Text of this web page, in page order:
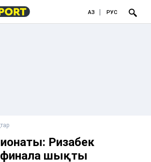
ҚАЗ РУС
Ризабек
шықты